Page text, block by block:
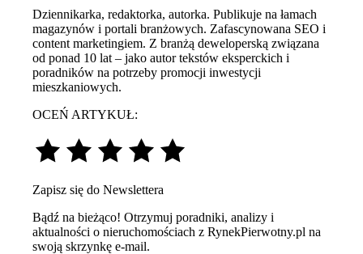
Dziennikarka, redaktorka, autorka. Publikuje na łamach
magazynów i portali branżowych. Zafascynowana SEO i
content marketingiem. Z branżą deweloperską związana
od ponad 10 lat – jako autor tekstów eksperckich i
poradników na potrzeby promocji inwestycji
mieszkaniowych.
OCEŃ ARTYKUŁ:
Zapisz się do Newslettera
Bądź na bieżąco! Otrzymuj poradniki, analizy i
aktualności o nieruchomościach z RynekPierwotny.pl na
swoją skrzynkę e-mail.